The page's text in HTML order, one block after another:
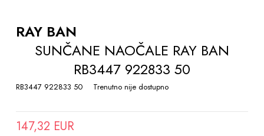
THE
BEGINNING
GALLERY
RAY BAN
SUNČANE NAOČALE RAY BAN
RB3447 922833 50
RB3447 922833 50 Trenutno nije dostupno
147,32 EUR